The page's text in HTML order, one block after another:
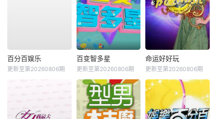
百分百娱乐
更新至第20260806期
百变智多星
更新至第20260806期
命运好好玩
更新至第20260806期